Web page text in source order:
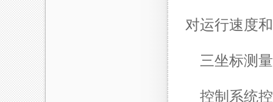
对运行速度
三坐标测
控制系统